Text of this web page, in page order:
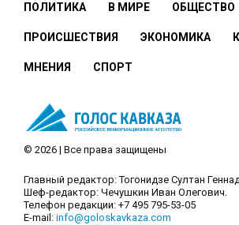
ПОЛИТИКА В МИРЕ ОБЩЕСТВО
ПРОИСШЕСТВИЯ ЭКОНОМИКА
МНЕНИЯ СПОРТ
© 2026 | Все права защищены
Главный редактор: Тогонидзе Султан
Шеф-редактор: Чечушкин Иван Олегович.
Телефон редакции: +7 495 795-53-05
E-mail: info@goloskavkaza.com